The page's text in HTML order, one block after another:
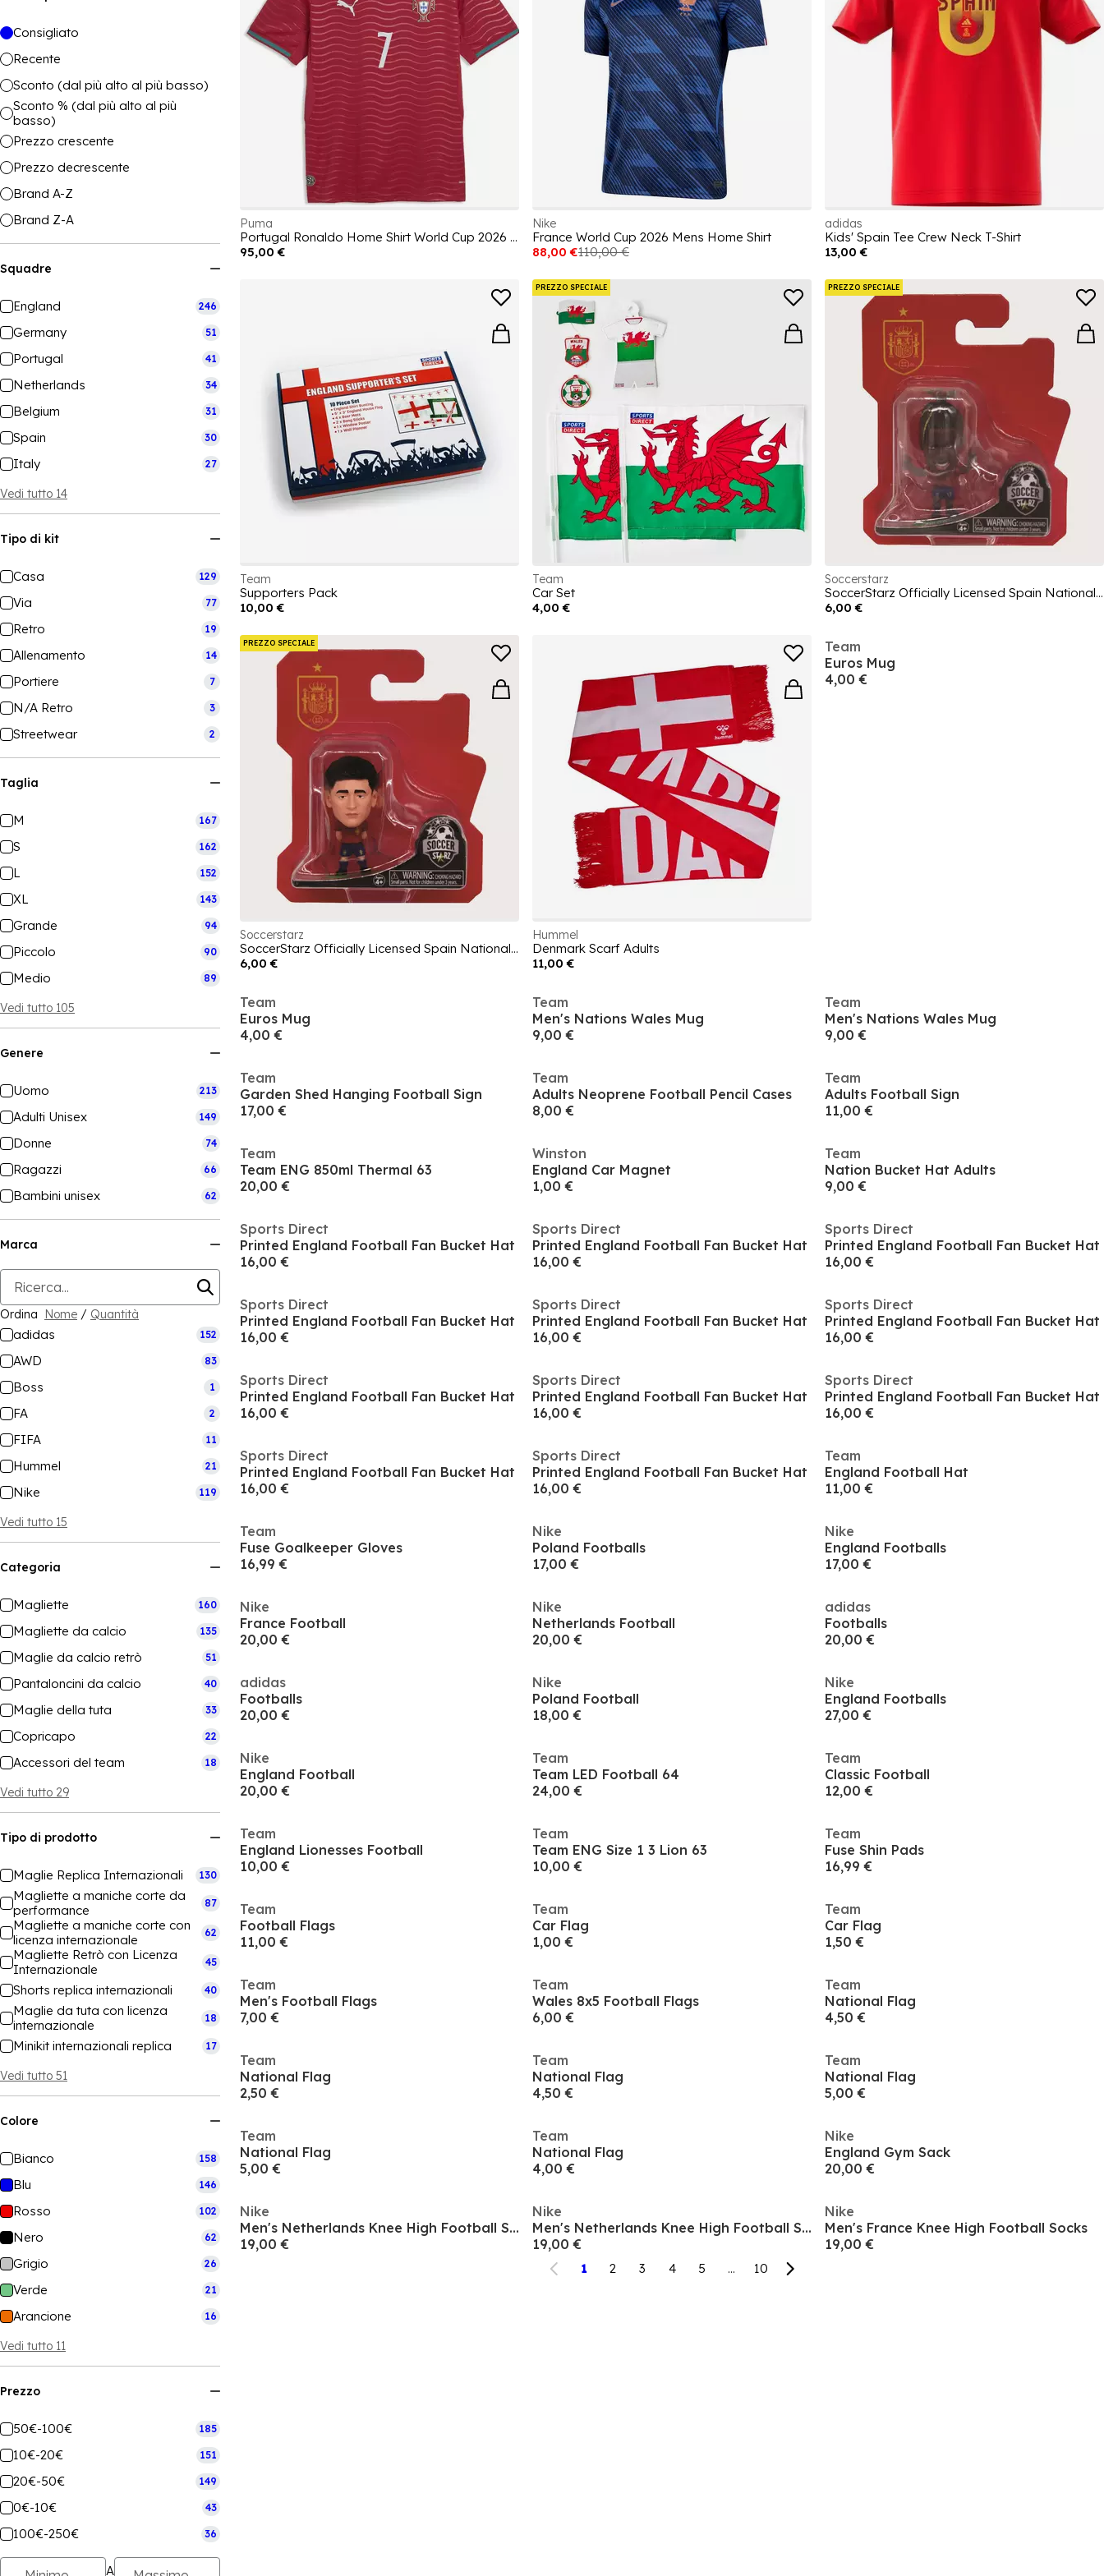
Consigliato
Recente
Sconto (dal più alto al più basso)
Sconto % (dal più alto al più
basso)
Prezzo crescente
Prezzo decrescente
Brand A-Z
Brand Z-A
Squadre
England 246
Germany 51
Portugal 41
Netherlands 34
Belgium 31
Spain 30
Italy 27
Vedi tutto 14
Tipo di kit
Casa 129
Via 77
Retro 19
Allenamento 14
Portiere 7
N/A Retro 3
Streetwear 2
Taglia
M 167
S 162
L 152
XL 143
Grande 94
Piccolo 90
Medio 89
Vedi tutto 105
Genere
Uomo 213
Adulti Unisex 149
Donne 74
Ragazzi 66
Bambini unisex 62
Marca
Ordina Nome / Quantità
adidas 152
AWD 83
Boss 1
FA 2
FIFA 11
Hummel 21
Nike 119
Vedi tutto 15
Categoria
Magliette 160
Magliette da calcio 135
Maglie da calcio retrò 51
Pantaloncini da calcio 40
Maglie della tuta 33
Copricapo 22
Accessori del team 18
Vedi tutto 29
Tipo di prodotto
Maglie Replica Internazionali 130
Magliette a maniche corte da
performance
87
Magliette a maniche corte con
licenza internazionale
62
Magliette Retrò con Licenza
Internazionale
45
Shorts replica internazionali 40
Maglie da tuta con licenza
internazionale
18
Minikit internazionali replica 17
Vedi tutto 51
Colore
Bianco 158
Blu 146
Rosso 102
Nero 62
Grigio 26
Verde 21
Arancione 16
Vedi tutto 11
Prezzo
50€-100€ 185
10€-20€ 151
20€-50€ 149
0€-10€ 43
100€-250€ 36
A
Puma
Portugal Ronaldo Home Shirt World Cup 2026 Adults
95,00 €
Nike
France World Cup 2026 Mens Home Shirt
88,00 €110,00 €
adidas
Kids' Spain Tee Crew Neck T-Shirt
13,00 €
Team
Supporters Pack
10,00 €
PREZZO SPECIALE
Team
Car Set
4,00 €
PREZZO SPECIALE
Soccerstarz
SoccerStarz Officially Licensed Spain National Team Figures
6,00 €
PREZZO SPECIALE
Soccerstarz
SoccerStarz Officially Licensed Spain National Team Figures
6,00 €
Hummel
Denmark Scarf Adults
11,00 €
Team
Euros Mug
4,00 €
Team
Euros Mug
4,00 €
Team
Men's Nations Wales Mug
9,00 €
Team
Men's Nations Wales Mug
9,00 €
Team
Garden Shed Hanging Football Sign
17,00 €
Team
Adults Neoprene Football Pencil Cases
8,00 €
Team
Adults Football Sign
11,00 €
Team
Team ENG 850ml Thermal 63
20,00 €
Winston
England Car Magnet
1,00 €
Team
Nation Bucket Hat Adults
9,00 €
Sports Direct
Printed England Football Fan Bucket Hat
16,00 €
Sports Direct
Printed England Football Fan Bucket Hat
16,00 €
Sports Direct
Printed England Football Fan Bucket Hat
16,00 €
Sports Direct
Printed England Football Fan Bucket Hat
16,00 €
Sports Direct
Printed England Football Fan Bucket Hat
16,00 €
Sports Direct
Printed England Football Fan Bucket Hat
16,00 €
Sports Direct
Printed England Football Fan Bucket Hat
16,00 €
Sports Direct
Printed England Football Fan Bucket Hat
16,00 €
Sports Direct
Printed England Football Fan Bucket Hat
16,00 €
Sports Direct
Printed England Football Fan Bucket Hat
16,00 €
Sports Direct
Printed England Football Fan Bucket Hat
16,00 €
Team
England Football Hat
11,00 €
Team
Fuse Goalkeeper Gloves
16,99 €
Nike
Poland Footballs
17,00 €
Nike
England Footballs
17,00 €
Nike
France Football
20,00 €
Nike
Netherlands Football
20,00 €
adidas
Footballs
20,00 €
adidas
Footballs
20,00 €
Nike
Poland Football
18,00 €
Nike
England Footballs
27,00 €
Nike
England Football
20,00 €
Team
Team LED Football 64
24,00 €
Team
Classic Football
12,00 €
Team
England Lionesses Football
10,00 €
Team
Team ENG Size 1 3 Lion 63
10,00 €
Team
Fuse Shin Pads
16,99 €
Team
Football Flags
11,00 €
Team
Car Flag
1,00 €
Team
Car Flag
1,50 €
Team
Men's Football Flags
7,00 €
Team
Wales 8x5 Football Flags
6,00 €
Team
National Flag
4,50 €
Team
National Flag
2,50 €
Team
National Flag
4,50 €
Team
National Flag
5,00 €
Team
National Flag
5,00 €
Team
National Flag
4,00 €
Nike
England Gym Sack
20,00 €
Nike
Men's Netherlands Knee High Football Socks
19,00 €
Nike
Men's Netherlands Knee High Football Socks
19,00 €
Nike
Men's France Knee High Football Socks
19,00 €
1 2 3 4 5 ... 10